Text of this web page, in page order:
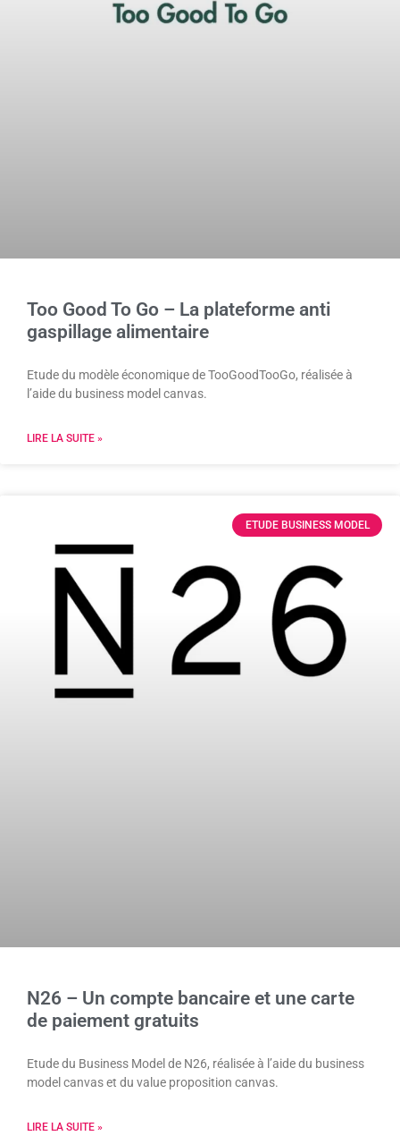
Too Good To Go – La plateforme anti
gaspillage alimentaire
Etude du modèle économique de TooGoodTooGo, réalisée à
l’aide du business model canvas.
LIRE LA SUITE »
ETUDE BUSINESS MODEL
N26 – Un compte bancaire et une carte
de paiement gratuits
Etude du Business Model de N26, réalisée à l’aide du business
model canvas et du value proposition canvas.
LIRE LA SUITE »